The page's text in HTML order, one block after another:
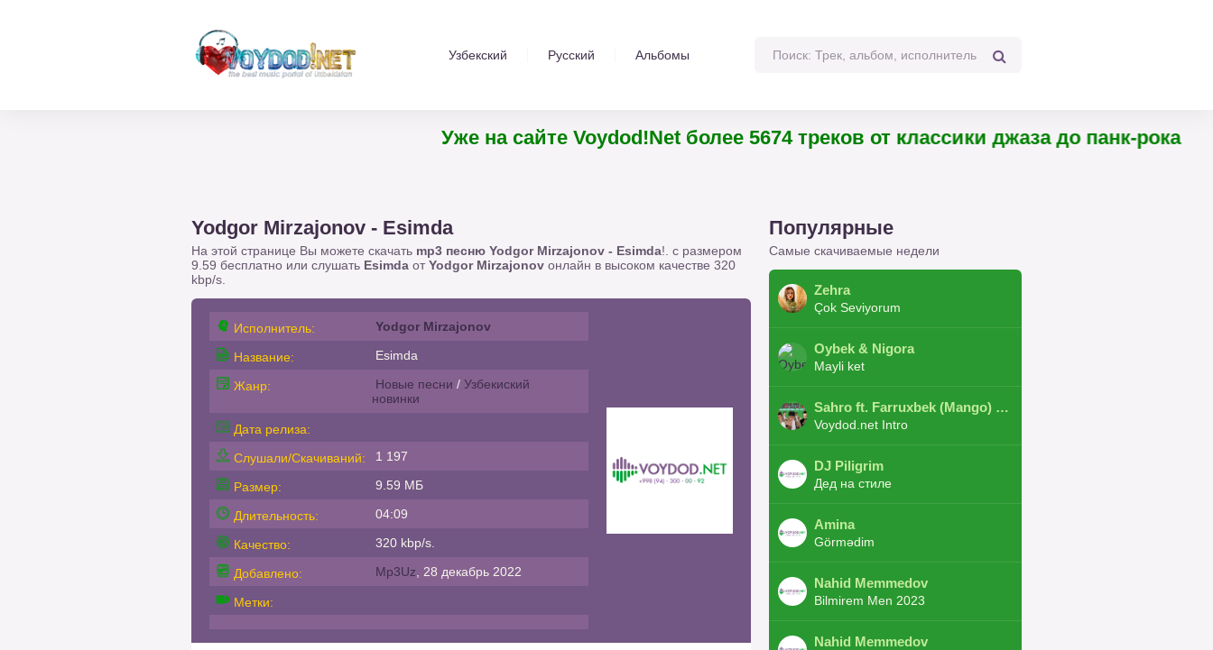
Узбекский Русский Альбомы
Уже на сайте Voydod!Net более 5674 треков от классики джаза до панк-рока
Yodgor Mirzajonov - Esimda
На этой странице Вы можете скачать mp3 песню Yodgor Mirzajonov - Esimda!. с размером
9.59 бесплатно или слушать Esimda отYodgor Mirzajonov онлайн в высоком качестве 320
kbp/s.
Исполнитель: Yodgor Mirzajonov
Название: Esimda
Жанр: Новые песни / Узбекиский
новинки
Дата релиза:
Слушали/Скачиваний:
1 197
Размер: 9.59 МБ
Длительность: 04:09
Качество: 320 kbp/s.
Добавлено: Mp3Uz , 28 декабрь 2022
Метки:
Популярные
Самые скачиваемые недели
Zehra
Çok Seviyorum
Oybek & Nigora
Mayli ket
Sahro ft. Farruxbek (Mango) ft. Shaxboz ft. Navruz and Zarba ft. DJ.JoHa
Voydod.net Intro
DJ Piligrim
Дед на стиле
Amina
Görmədim
Nahid Memmedov
Bilmirem Men 2023
Nahid Memmedov